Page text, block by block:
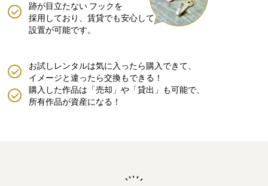
跡が目立たない フックを
採用しており、賃貸でも安心して
設置が可能です。
購入した作品は「売却」や「貸出」も可能で、
所有作品が資産になる！
お試しレンタルは気に入ったら購入できて、
イメージと違ったら交換もできる！